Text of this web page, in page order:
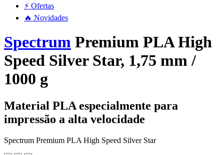
⚡ Ofertas
🔥 Novidades
Spectrum Premium PLA High
Speed Silver Star, 1,75 mm /
1000 g
Material PLA especialmente para
impressão a alta velocidade
Spectrum Premium PLA High Speed Silver Star